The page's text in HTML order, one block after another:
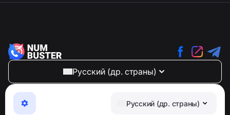
Русский (др. страны)
Русский (др. страны)
NumBuster © 2013—2026 ·
Максимально удобное приложение для защиты от
телефонных мошенников, спама и нежелательных